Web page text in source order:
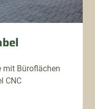
mit Büroflächen
CNC